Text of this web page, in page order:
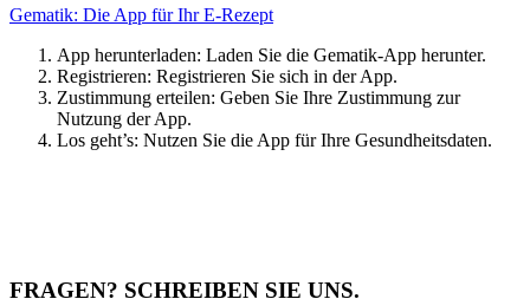
Gematik: Die App für Ihr E-Rezept
App herunterladen: Laden Sie die Gematik-App herunter.
Registrieren: Registrieren Sie sich in der App.
Zustimmung erteilen: Geben Sie Ihre Zustimmung zur
Nutzung der App.
Los geht’s: Nutzen Sie die App für Ihre Gesundheitsdaten.
FRAGEN? SCHREIBEN SIE UNS.